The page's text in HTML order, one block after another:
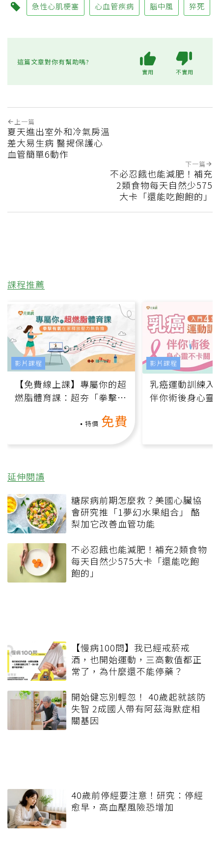
急性心肌梗塞 心血管疾病 腦中風 猝死
這篇文章對你有幫助嗎?
實用 不實用
上一篇
夏天進出室外和冷氣房溫
差大易生病 醫揭保護心
血管簡單6動作
下一篇
不必忍餓也能減肥！補充
2類食物每天自然少575
大卡「還能吃飽飽的」
課程推薦
【免費線上課】專屬你的超
燃脂體育課：超夯「拳擊有
特價 免費
影片課程
乳癌運動訓練入
伴你術後身心靈
影片課程
延伸閱讀
糖尿病前期怎麼救？美國心臟協
會研究推「1夢幻水果組合」 酪
梨加它改善血管功能
不必忍餓也能減肥！補充2類食物
每天自然少575大卡「還能吃飽
飽的」
【慢病100問】我已經戒菸戒
酒，也開始運動，三高數值都正
常了，為什麼還不能停藥？
開始健忘別輕忽！ 40歲起就該防
失智 2成國人帶有阿茲海默症相
關基因
40歲前停經要注意！研究：停經
愈早，高血壓風險恐增加